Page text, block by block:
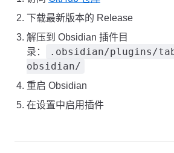
下载最新版本的 Release
解压到 Obsidian 插件目
录：
.obsidian/plugins/
obsidian/
重启 Obsidian
在设置中启用插件